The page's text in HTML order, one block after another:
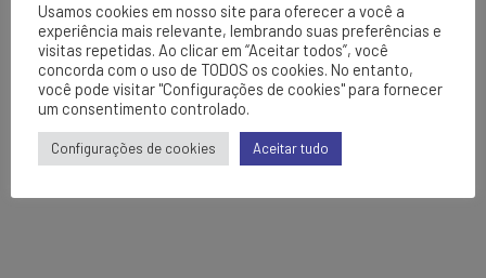
Usamos cookies em nosso site para oferecer a você a
experiência mais relevante, lembrando suas preferências e
visitas repetidas. Ao clicar em “Aceitar todos”, você
concorda com o uso de TODOS os cookies. No entanto,
você pode visitar "Configurações de cookies" para fornecer
um consentimento controlado.
Configurações de cookies Aceitar tudo